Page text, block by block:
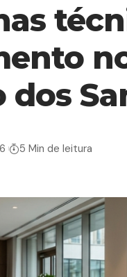
dos
5 Min de leitura